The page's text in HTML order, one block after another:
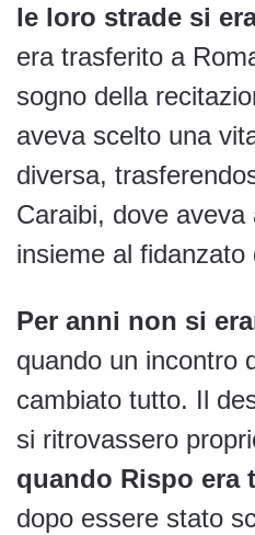
le loro strade si
era trasferito a
sogno della
aveva scelto una
diversa,
Caraibi, dove
insieme al fidanzato
Per anni non si
quando un incontro
cambiato tutto. Il
si ritrovassero
quando Rispo era
dopo essere stato